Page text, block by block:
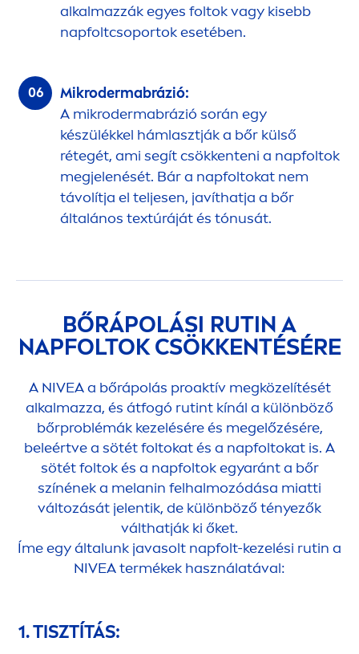
alkalmazzák egyes foltok vagy kisebb
napfoltcsoportok esetében.
Mikrodermabrázió:
A mikrodermabrázió során egy
készülékkel hámlasztják a bőr külső
rétegét, ami segít csökkenteni a napfoltok
megjelenését. Bár a napfoltokat nem
távolítja el teljesen, javíthatja a bőr
általános textúráját és tónusát.
BŐRÁPOLÁSI RUTIN A
NAPFOLTOK CSÖKKENTÉSÉRE
A NIVEAa bőrápolás proaktív megközelítését
alkalmazza, és átfogó rutint kínál a különböző
bőrproblémák kezelésére és megelőzésére,
beleértve a sötét foltokat és a napfoltokat is. A
sötét foltok és a napfoltok egyaránt a bőr
színének a melanin felhalmozódása miatti
változását jelentik, de különböző tényezők
válthatják ki őket.
Íme egy általunk javasolt napfolt-kezelési rutin a
NIVEAtermékek használatával:
1. TISZTÍTÁS: